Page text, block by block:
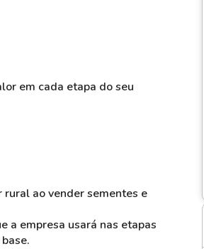
em cada etapa do seu
ao vender sementes e
a empresa usará nas etapas